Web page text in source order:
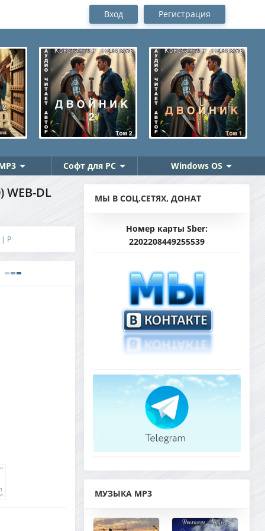
Вход Регистрация
Софт для PC Windows OS
DL
| P
МЫ В СОЦ.СЕТЯХ, ДОНАТ
Номер карты Sber:
2202208449255539
МУЗЫКА MP3